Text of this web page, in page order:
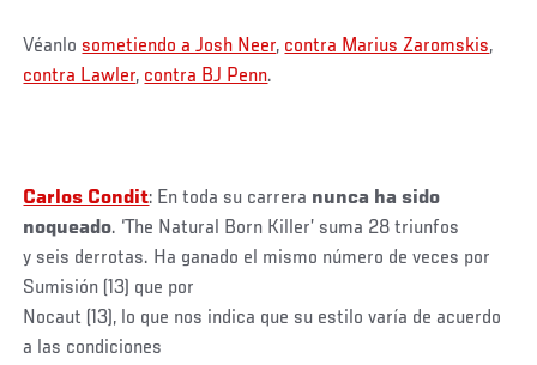
Véanlosometiendo a Josh Neer, contra Marius Zaromskis,
contra Lawler, contra BJ Penn.
Carlos Condit: En toda su carrera nunca ha sido
noqueado. ‘The Natural Born Killer’ suma 28 triunfos
y seis derrotas. Ha ganado el mismo número de veces por
Sumisión (13) que por
Nocaut (13), lo que nos indica que su estilo varía de acuerdo
a las condiciones